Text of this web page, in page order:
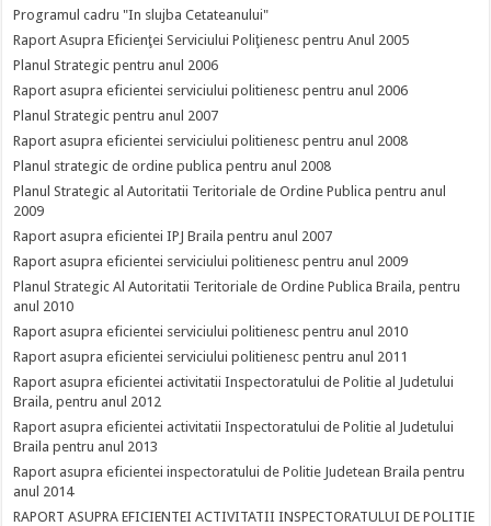
Programul cadru "In slujba Cetateanului"
Raport Asupra Eficienţei Serviciului Poliţienesc pentru Anul 2005
Planul Strategic pentru anul 2006
Raport asupra eficientei serviciului politienesc pentru anul 2006
Planul Strategic pentru anul 2007
Raport asupra eficientei serviciului politienesc pentru anul 2008
Planul strategic de ordine publica pentru anul 2008
Planul Strategic al Autoritatii Teritoriale de Ordine Publica pentru anul
2009
Raport asupra eficientei IPJ Braila pentru anul 2007
Raport asupra eficientei serviciului politienesc pentru anul 2009
Planul Strategic Al Autoritatii Teritoriale de Ordine Publica Braila, pentru
anul 2010
Raport asupra eficientei serviciului politienesc pentru anul 2010
Raport asupra eficientei serviciului politienesc pentru anul 2011
Raport asupra eficientei activitatii Inspectoratului de Politie al Judetului
Braila, pentru anul 2012
Raport asupra eficientei activitatii Inspectoratului de Politie al Judetului
Braila pentru anul 2013
Raport asupra eficientei inspectoratului de Politie Judetean Braila pentru
anul 2014
RAPORT ASUPRA EFICIENTEI ACTIVITATII INSPECTORATULUI DE POLITIE